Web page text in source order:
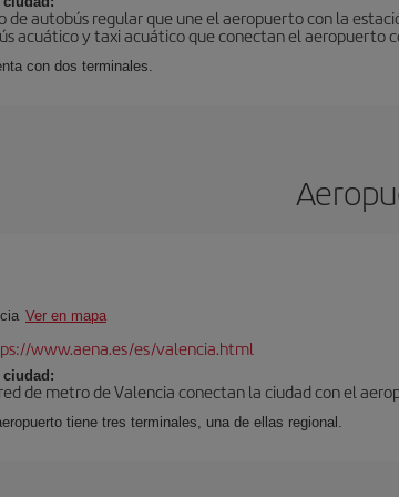
de autobús regular que une el aeropuerto con la
acuático y taxi acuático que conectan el aeropuerto
con dos terminales.
Ver en mapa
www.aena.es/es/valencia.html
de metro de Valencia conectan la ciudad con el
tiene tres terminales, una de ellas regional.